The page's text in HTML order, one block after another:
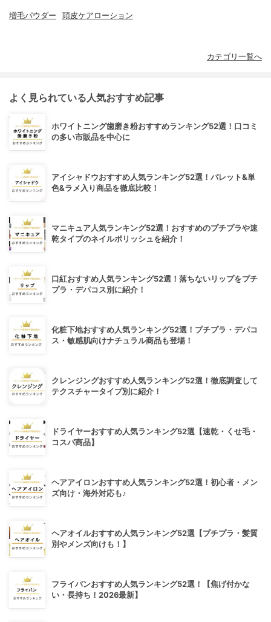
増毛パウダー 頭皮ケアローション
カテゴリ一覧へ
よく見られている人気おすすめ記事
ホワイトニング歯磨き粉おすすめランキング52選！口コミ
の多い市販品を中心に
アイシャドウおすすめ人気ランキング52選！パレット&単
色&ラメ入り商品を徹底比較！
マニキュア人気ランキング52選！おすすめのプチプラや速
乾タイプのネイルポリッシュを紹介！
口紅おすすめ人気ランキング52選！落ちないリップをプチ
プラ・デパコス別に紹介！
化粧下地おすすめ人気ランキング52選！プチプラ・デパコ
ス・敏感肌向けナチュラル商品も登場！
クレンジングおすすめ人気ランキング52選！徹底調査して
テクスチャータイプ別に紹介！
ドライヤーおすすめ人気ランキング52選【速乾・くせ毛・
コスパ商品】
ヘアアイロンおすすめ人気ランキング52選！初心者・メン
ズ向け・海外対応も♪
ヘアオイルおすすめ人気ランキング52選【プチプラ・髪質
別やメンズ向けも！】
フライパンおすすめ人気ランキング52選！【焦げ付かな
い・長持ち！2026最新】